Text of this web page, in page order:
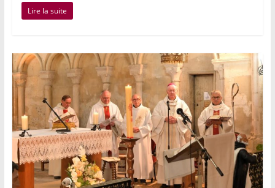
Lire la suite